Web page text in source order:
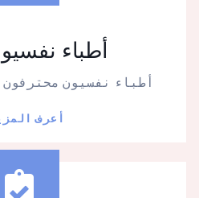
أطباء
أطباء نفسيون
أعرف